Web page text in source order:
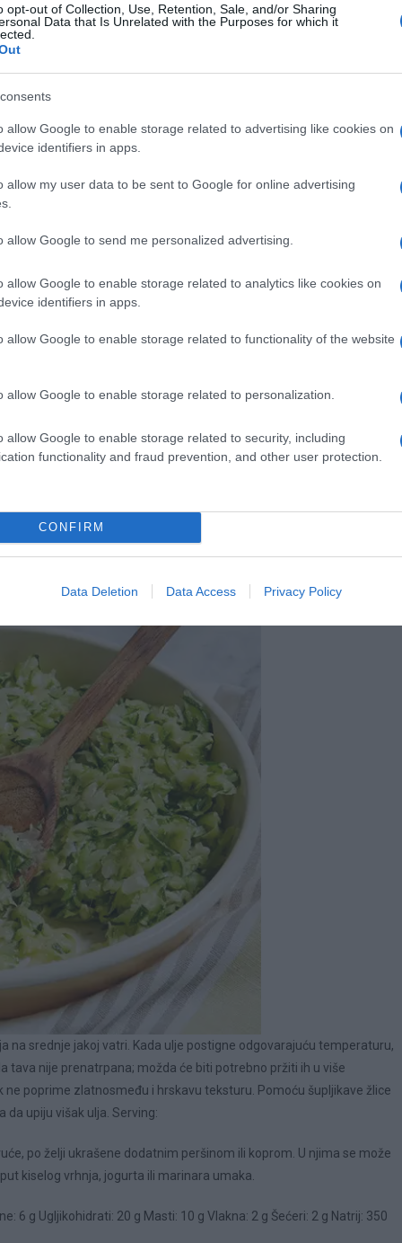
opt-out of Collection, Use, Retention, Sale, and/or Sharing
Data that Is Unrelated with the Purposes for which it
allow Google to enable storage related to advertising like cookies on
identifiers in apps.
allow my user data to be sent to Google for online advertising
allow Google to send me personalized advertising.
allow Google to enable storage related to analytics like cookies on
identifiers in apps.
allow Google to enable storage related to functionality of the website
allow Google to enable storage related to personalization.
allow Google to enable storage related to security, including
functionality and fraud prevention, and other user protection.
CONFIRM
Data Deletion Data Access Privacy Policy
krumpira. Zatim ih prebacite na čistu kuhinjsku krpu ili gazu i
čistim ručnikom uklonite višak vlage. Ovaj korak je ključan kako
naribanu mozzarellu i parmezan, zajedno s krušnim
(ako postoji). Začinite smjesu solju i crnim paprom. Sve
bi biti kohezivna. Ako se smjesa čini pretjerano vlažnom, dodajte
svojstva. Proces oblikovanja sfera:
2,5 do 3,8 cm. Ovisno o veličini, trebali biste dobiti oko 12 do 15
na srednje jakoj vatri. Kada ulje postigne odgovarajuću temperaturu,
tava nije prenatrpana; možda će biti potrebno pržiti ih u više
poprime zlatnosmeđu i hrskavu teksturu. Pomoću šupljikave žlice
upiju višak ulja. Serving:
po želji ukrašene dodatnim peršinom ili koprom. U njima se može
kiselog vrhnja, jogurta ili marinara umaka.
6 g Ugljikohidrati: 20 g Masti: 10 g Vlakna: 2 g Šećeri: 2 g Natrij: 350